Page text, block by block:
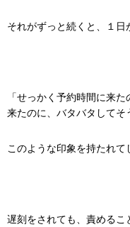
それがずっと続くと、１日
「せっかく予約時間に来
来たのに、バタバタしてそ
このような印象を持たれて
遅刻をされても、責めるこ